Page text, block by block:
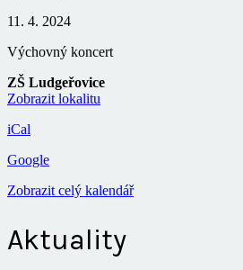
11. 4. 2024
Výchovný koncert
ZŠ Ludgeřovice
Zobrazit lokalitu
iCal
Google
Zobrazit celý kalendář
Aktuality